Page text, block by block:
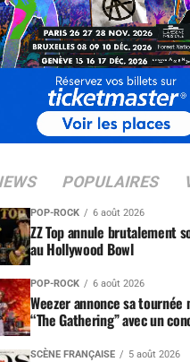
POPULAIRES
POP-ROCK 6 août 2026
ZZ Top annule brutalement
au Hollywood Bowl
POP-ROCK 6 août 2026
Weezer annonce sa tournée
“The Gathering” avec un
SCÈNE FRANÇAISE 5 août 2026